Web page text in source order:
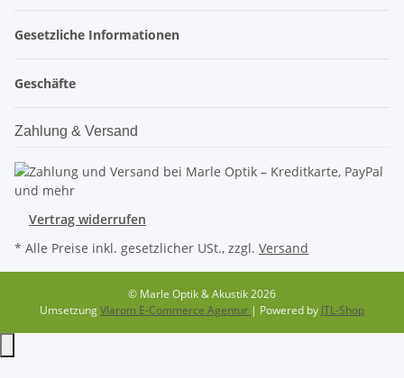
Gesetzliche Informationen
Geschäfte
Zahlung & Versand
Vertrag widerrufen
* Alle Preise inkl. gesetzlicher USt., zzgl. Versand
© Marle Optik & Akustik 2026
UmsetzungVlarom E-Commerce Agentur | Powered by JTL-Shop